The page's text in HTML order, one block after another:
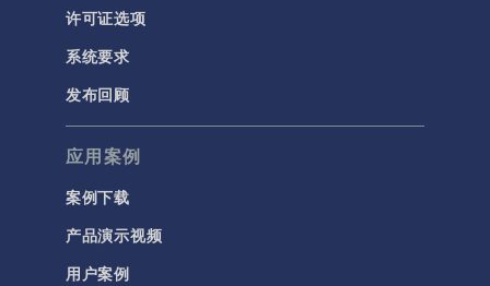
许可证选项
系统要求
发布回顾
应用案例
案例下载
产品演示视频
用户案例